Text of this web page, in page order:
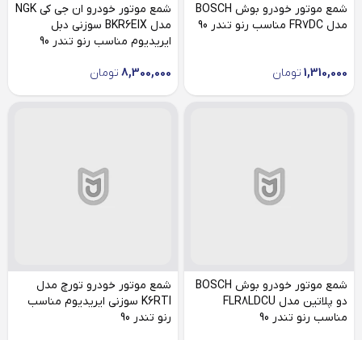
شمع موتور خودرو بوش BOSCH
مدل FR7DC مناسب رنو تندر 90
1,310,000 تومان
شمع موتور خودرو ان جی کی NGK
مدل BKR6EIX سوزنی دبل
ایریدیوم مناسب رنو تندر 90
8,300,000 تومان
شمع موتور خودرو بوش BOSCH
دو پلاتین مدل FLR8LDCU
مناسب رنو تندر 90
شمع موتور خودرو تورچ مدل
K6RTI سوزنی ایریدیوم مناسب
رنو تندر 90